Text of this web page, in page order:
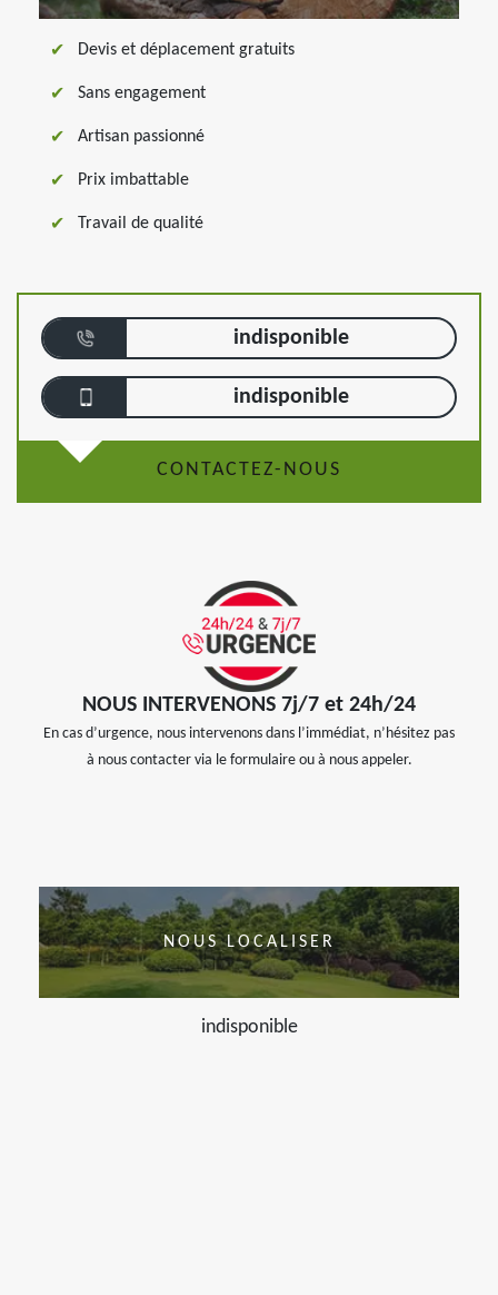
Devis et déplacement gratuits
Sans engagement
Artisan passionné
Prix imbattable
Travail de qualité
indisponible
indisponible
CONTACTEZ-NOUS
NOUS INTERVENONS 7j/7 et 24h/24
En cas d’urgence, nous intervenons dans l’immédiat, n’hésitez pas
à nous contacter via le formulaire ou à nous appeler.
NOUS LOCALISER
indisponible